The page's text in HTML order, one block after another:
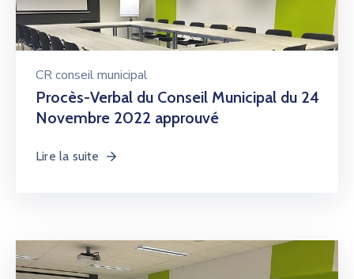
CR conseil municipal
Procès-Verbal du Conseil Municipal du 24
Novembre 2022 approuvé
Lire la suite